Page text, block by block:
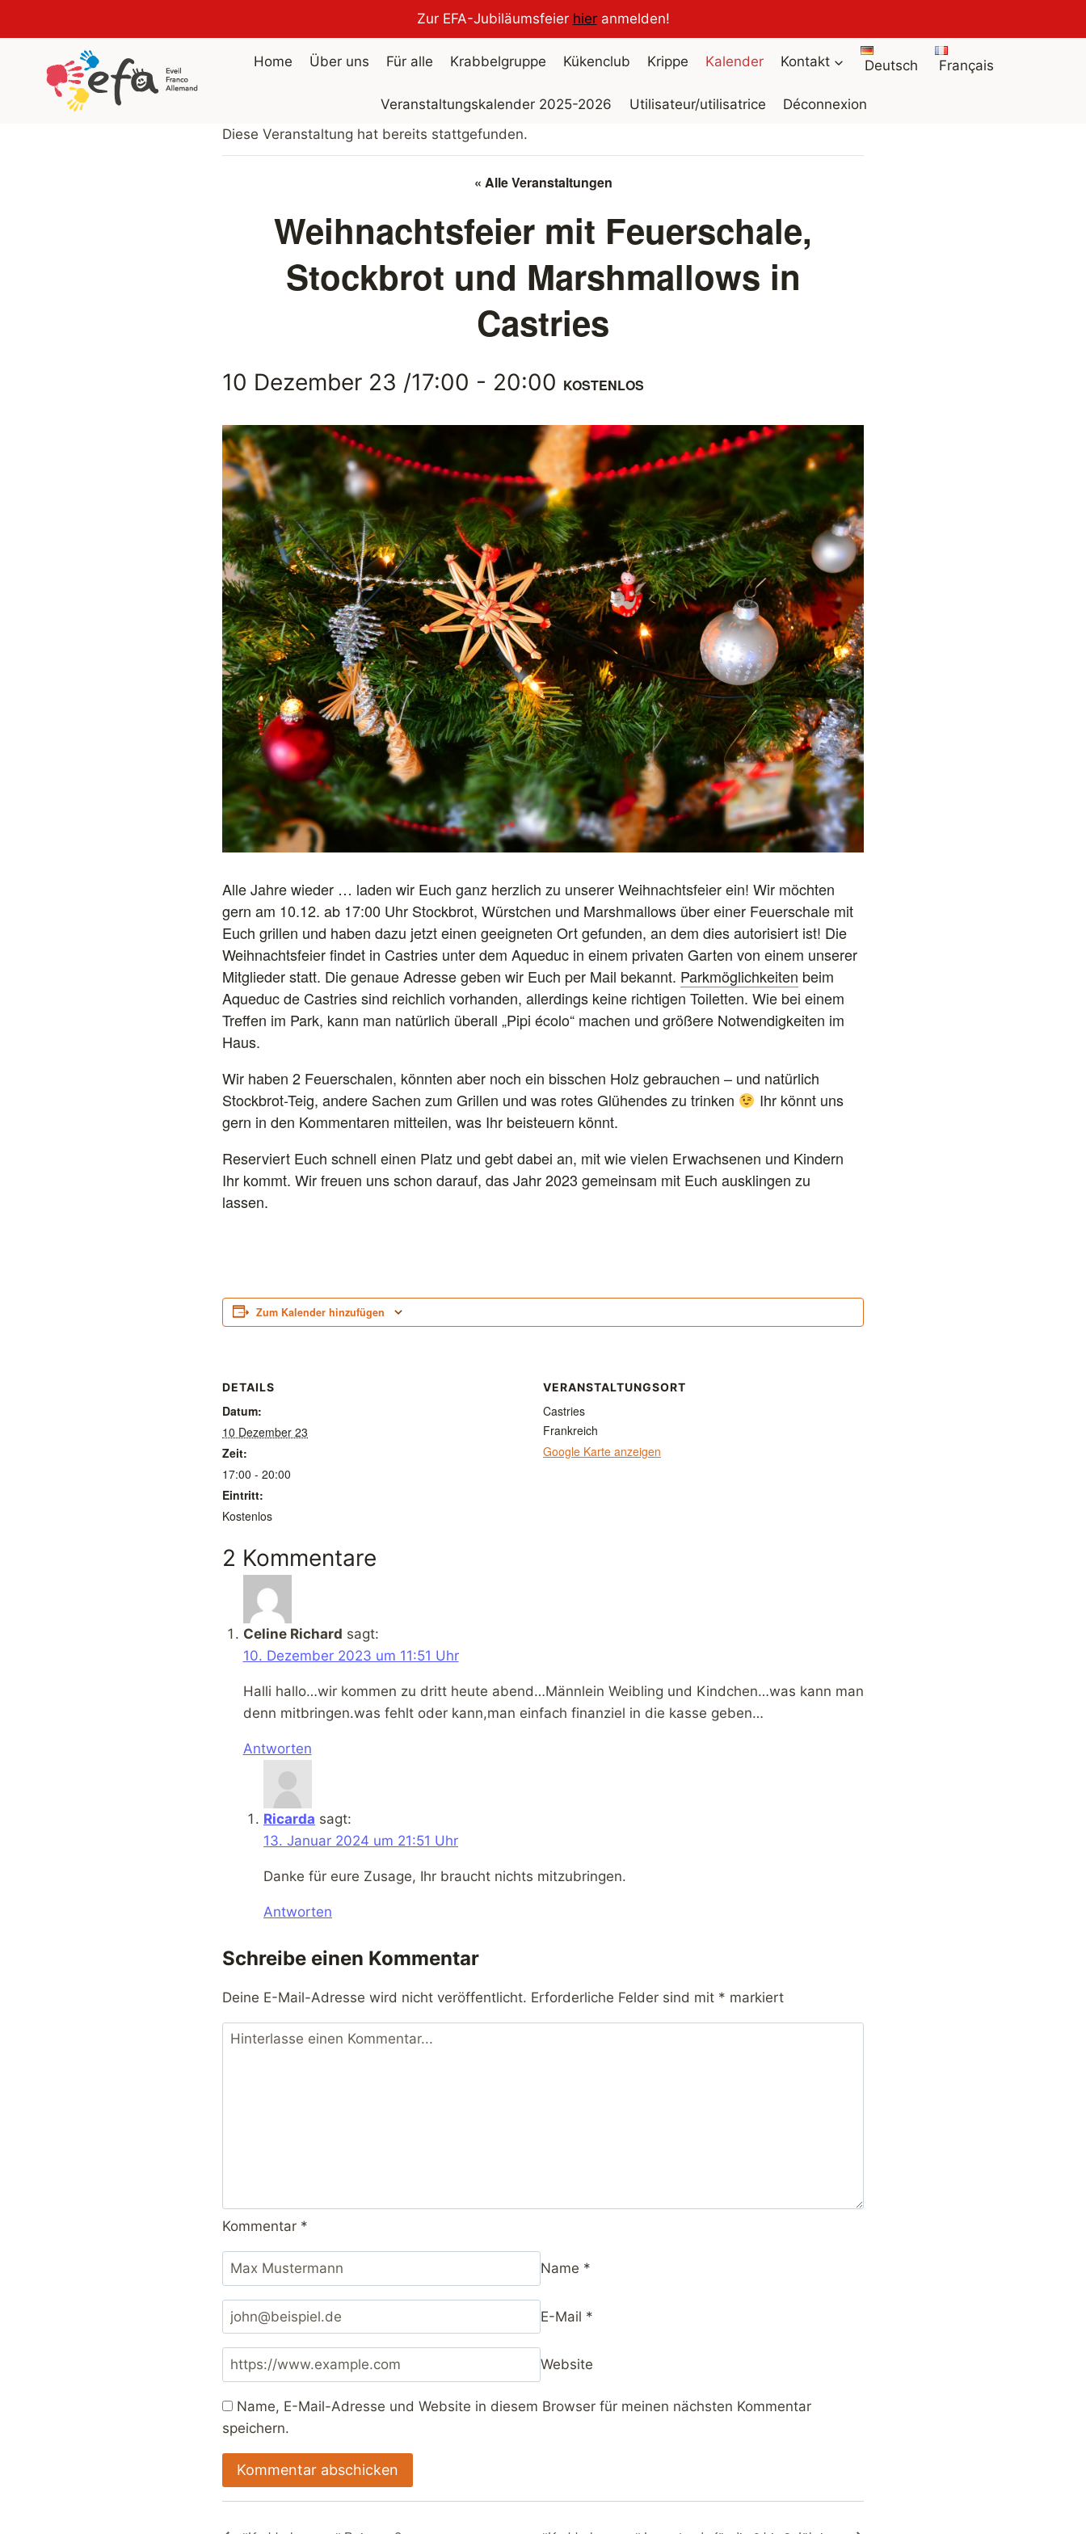
Zur EFA-Jubiläumsfeier hieranmelden!
springen
Home Über uns Für alle Krabbelgruppe Kükenclub Krippe Kalender Kontakt Deutsch Français
Veranstaltungskalender 2025-2026 Utilisateur/utilisatrice
Déconnexion
Diese Veranstaltung hat bereits stattgefunden.
« Alle Veranstaltungen
Weihnachtsfeier mit Feuerschale,
Stockbrot und Marshmallows in
Castries
10 Dezember 23 /17:00 - 20:00 KOSTENLOS
Alle Jahre wieder … laden wir Euch ganz herzlich zu unserer Weihnachtsfeier ein! Wir möchten
gern am 10.12. ab 17:00 Uhr Stockbrot, Würstchen und Marshmallows über einer Feuerschale mit
Euch grillen und haben dazu jetzt einen geeigneten Ort gefunden, an dem dies autorisiert ist! Die
Weihnachtsfeier findet in Castries unter dem Aqueduc in einem privaten Garten von einem unserer
Mitglieder statt. Die genaue Adresse geben wir Euch per Mail bekannt. Parkmöglichkeiten beim
Aqueduc de Castries sind reichlich vorhanden, allerdings keine richtigen Toiletten. Wie bei einem
Treffen im Park, kann man natürlich überall „Pipi écolo“ machen und größere Notwendigkeiten im
Haus.
Wir haben 2 Feuerschalen, könnten aber noch ein bisschen Holz gebrauchen – und natürlich
Stockbrot-Teig, andere Sachen zum Grillen und was rotes Glühendes zu trinken
Ihr könnt uns
gern in den Kommentaren mitteilen, was Ihr beisteuern könnt.
Reserviert Euch schnell einen Platz und gebt dabei an, mit wie vielen Erwachsenen und Kindern
Ihr kommt. Wir freuen uns schon darauf, das Jahr 2023 gemeinsam mit Euch ausklingen zu
lassen.
Zum Kalender hinzufügen
DETAILS
Datum:
10 Dezember 23
Zeit:
17:00 - 20:00
Eintritt:
Kostenlos
VERANSTALTUNGSORT
Castries
Frankreich
Google Karte anzeigen
2 Kommentare
Celine Richard sagt:
10. Dezember 2023 um 11:51 Uhr
Halli hallo…wir kommen zu dritt heute abend…Männlein Weibling und Kindchen…was kann man
denn mitbringen.was fehlt oder kann,man einfach finanziel in die kasse geben…
Antworten
Ricarda sagt:
13. Januar 2024 um 21:51 Uhr
Danke für eure Zusage, Ihr braucht nichts mitzubringen.
Antworten
Schreibe einen Kommentar
Deine E-Mail-Adresse wird nicht veröffentlicht. Erforderliche Felder sind mit * markiert
Kommentar *
Name *
E-Mail *
Website
Name, E-Mail-Adresse und Website in diesem Browser für meinen nächsten Kommentar
speichern.